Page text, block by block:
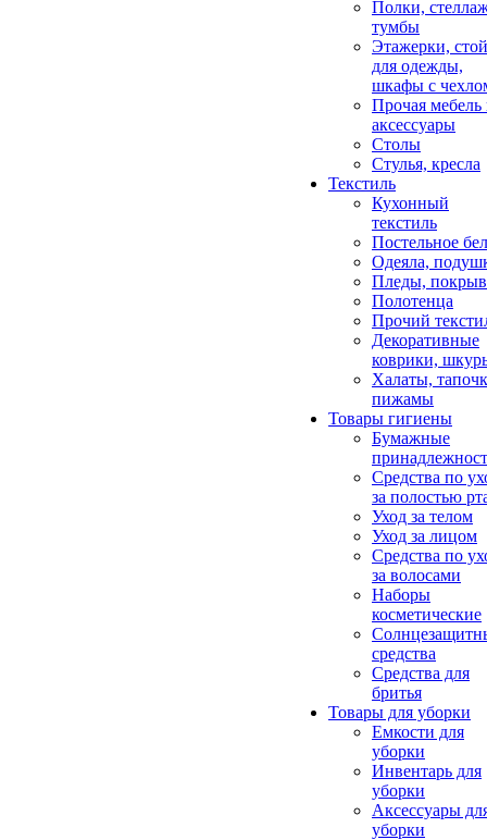
Полки,
тумбы
Этажерки,
для одежды,
шкафы с
Прочая мебель
аксессуары
Столы
Стулья, кресла
Текстиль
Кухонный
текстиль
Постельное
Одеяла,
Пледы,
Полотенца
Прочий
Декоративные
коврики,
Халаты,
пижамы
Товары гигиены
Бумажные
Средства по
за полостью
Уход за телом
Уход за лицом
Средства по
за волосами
Наборы
косметические
средства
Средства для
бритья
Товары для уборки
Емкости для
уборки
Инвентарь для
уборки
Аксессуары
уборки